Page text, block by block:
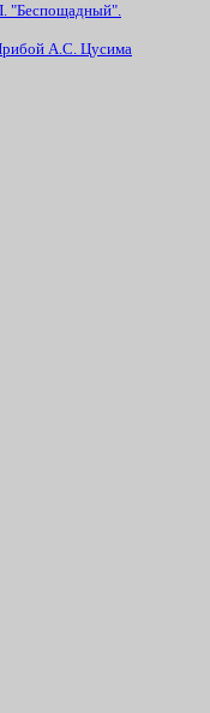
"Беспощадный".
А.С. Цусима